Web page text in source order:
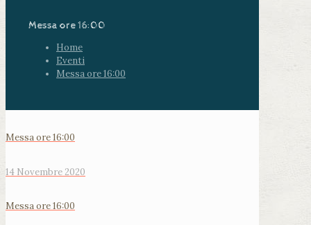
Messa ore 16:00
Home
Eventi
Messa ore 16:00
Messa ore 16:00
14 Novembre 2020
Messa ore 16:00